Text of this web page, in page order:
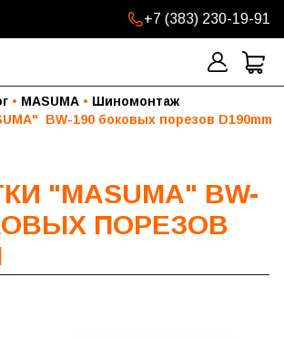
+7 (383) 230-19-91
MASUMA
Шиномонтаж
BW-190 боковых порезов D190mm
"MASUMA" BW-
ПОРЕЗОВ